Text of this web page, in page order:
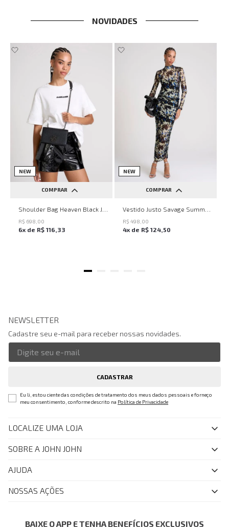
NOVIDADES
NEW
COMPRAR
UN
R$ 698 00
6x de R$ 116 33
NEW
COMPRAR
PP P M G
R$ 498 00
4x de R$ 124 50
NEWSLETTER
Cadastre seu e-mail para receber nossas novidades.
CADASTRAR
Eu li, estou ciente das condições de tratamento dos meus dados pessoais e forneço
meu consentimento, conforme descrito na Política de Privacidade
LOCALIZE UMA LOJA
SOBRE A JOHN JOHN
Quem Somos
John John Club
Painel de Privacidade
AJUDA
FAQ
NOSSAS AÇÕES
Azul Fidelidade
BAIXE O APP E TENHA BENEFÍCIOS EXCLUSIVOS